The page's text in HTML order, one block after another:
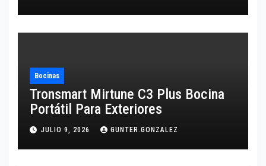
Bocinas
Tronsmart Mirtune C3 Plus Bocina
Portátil Para Exteriores
JULIO 9, 2026 GUNTER.GONZALEZ